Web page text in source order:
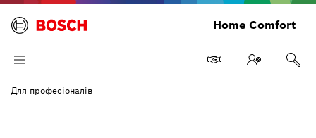
Home Comfort
Для професіоналів